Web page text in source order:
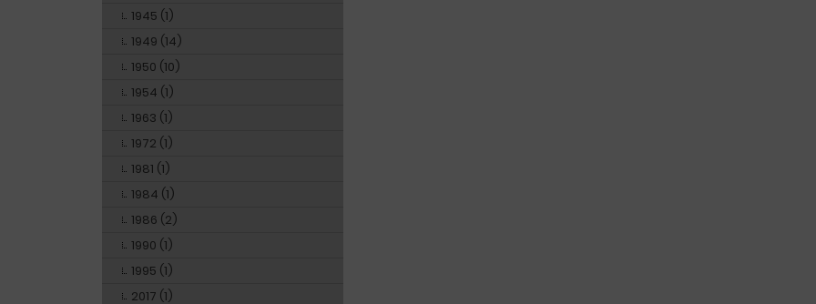
1945 (1)
1949 (14)
1950 (10)
1954 (1)
1963 (1)
1972 (1)
1981 (1)
1984 (1)
1986 (2)
1990 (1)
1995 (1)
2017 (1)